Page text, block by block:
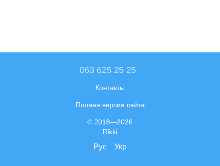
063 625 25 25
Контакты
Полная версия сайта
© 2018—2026
Rikki
Рус Укр